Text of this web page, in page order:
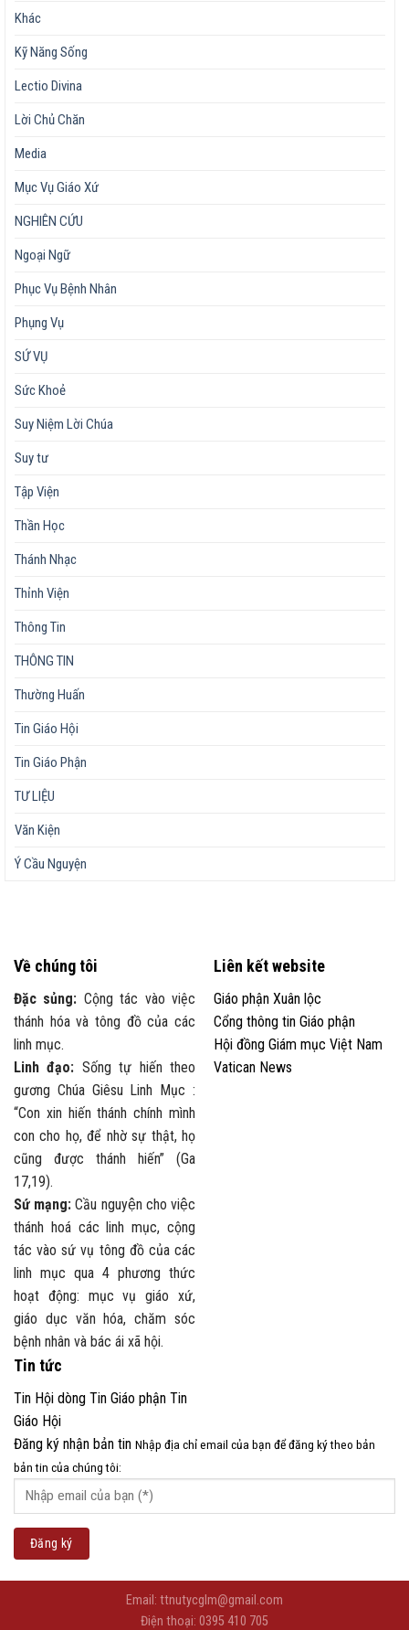
Khác
Kỹ Năng Sống
Lectio Divina
Lời Chủ Chăn
Media
Mục Vụ Giáo Xứ
NGHIÊN CỨU
Ngoại Ngữ
Phục Vụ Bệnh Nhân
Phụng Vụ
SỨ VỤ
Sức Khoẻ
Suy Niệm Lời Chúa
Suy tư
Tập Viện
Thần Học
Thánh Nhạc
Thỉnh Viện
Thông Tin
THÔNG TIN
Thường Huấn
Tin Giáo Hội
Tin Giáo Phận
TƯ LIỆU
Văn Kiện
Ý Cầu Nguyện
Về chúng tôi
Đặc sủng: Cộng tác vào việc
thánh hóa và tông đồ của các
linh mục.
Linh đạo: Sống tự hiến theo
gương Chúa Giêsu Linh Mục :
“Con xin hiến thánh chính mình
con cho họ, để nhờ sự thật, họ
cũng được thánh hiến” (Ga
17,19).
Sứ mạng: Cầu nguyện cho việc
thánh hoá các linh mục, cộng
tác vào sứ vụ tông đồ của các
linh mục qua 4 phương thức
hoạt động: mục vụ giáo xứ,
giáo dục văn hóa, chăm sóc
bệnh nhân và bác ái xã hội.
Liên kết website
Giáo phận Xuân lộc
Cổng thông tin Giáo phận
Hội đồng Giám mục Việt Nam
Vatican News
Tin tức
Tin Hội dòng Tin Giáo phận Tin
Giáo Hội
Đăng ký nhận bản tin Nhập địa chỉ email của bạn để đăng ký theo bản
bản tin của chúng tôi:
Email: ttnutycglm@gmail.com
Điện thoại: 0395 410 705